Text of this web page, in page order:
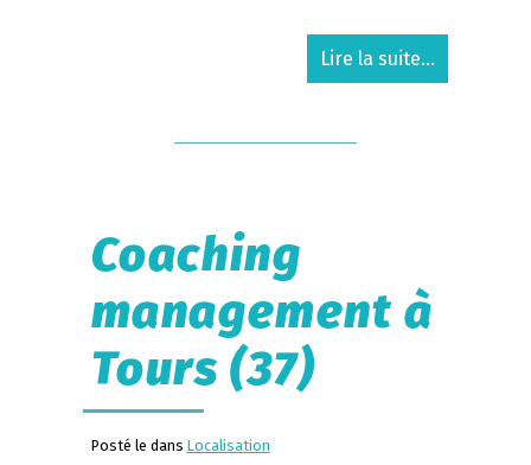
Lire la suite...
Coaching
management à
Tours (37)
Posté le dans Localisation